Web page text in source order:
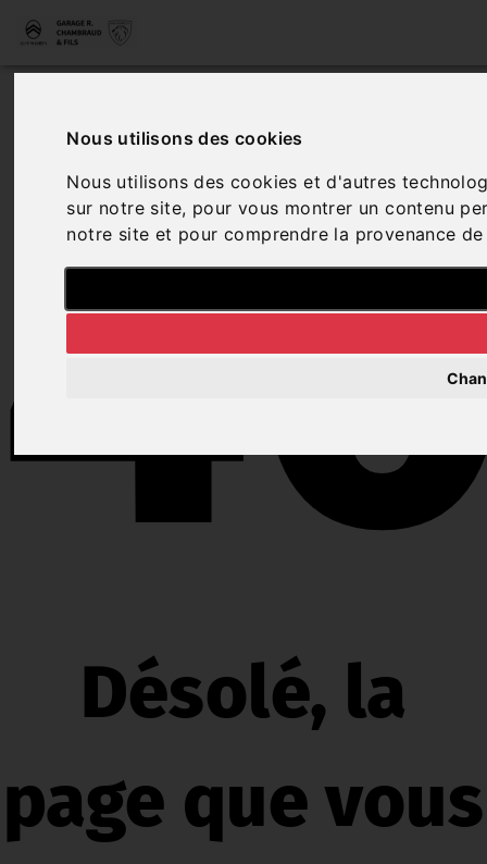
Nous utilisons des cookies
Nous utilisons des cookies et d'autres
sur notre site, pour vous montrer un contenu
notre site et pour comprendre la provenance
Désolé, la
page que vous